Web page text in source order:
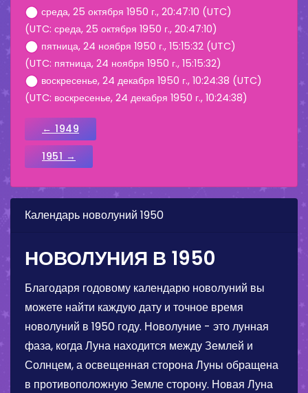
среда, 25 октября 1950 г., 20:47:10 (UTC)
(UTC: среда, 25 октября 1950 г., 20:47:10)
пятница, 24 ноября 1950 г., 15:15:32 (UTC)
(UTC: пятница, 24 ноября 1950 г., 15:15:32)
воскресенье, 24 декабря 1950 г., 10:24:38 (UTC)
(UTC: воскресенье, 24 декабря 1950 г., 10:24:38)
← 1949
1951 →
Календарь новолуний 1950
НОВОЛУНИЯ В 1950
Благодаря годовому календарю новолуний вы
можете найти каждую дату и точное время
новолуний в 1950 году. Новолуние - это лунная
фаза, когда Луна находится между Землей и
Солнцем, а освещенная сторона Луны обращена
в противоположную Земле сторону. Новая Луна